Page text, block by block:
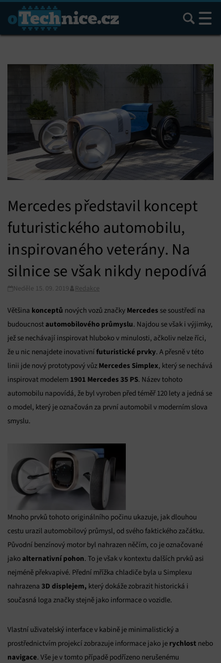
Hledat
Mercedes představil koncept
futuristického automobilu,
inspirovaného veterány. Na
silnice se však nikdy nepodívá
Neděle 15. 09. 2019 Redakce
Většina konceptů nových vozů značky Mercedes se soustředí na
budoucnost automobilového průmyslu. Najdou se však i výjimky,
jež se nechávají inspirovat hluboko v minulosti, ačkoliv nelze říci,
že u nic nenajdete inovativnífuturistické prvky. A přesně v této
linii jde nový prototypový vůz Mercedes Simplex, který se nechává
inspirovat modelem 1901 Mercedes 35 PS. Název tohoto
automobilu napovídá, že byl vyroben před téměř 120 lety a jedná se
o model, který je označován za první automobil v moderním slova
smyslu.
Mnoho prvků tohoto originálního počinu ukazuje, jak dlouhou
cestu urazil automobilový průmysl, od svého faktického začátku.
Původní benzínový motor byl nahrazen něčím, co je označované
jako alternativní pohon. To je však v kontextu dalších prvků asi
nejméně překvapivé. Přední mřížka chladiče byla u Simplexu
nahrazena 3D displejem, který dokáže zobrazit historická i
současná loga značky stejně jako informace o vozidle.
Vlastní uživatelský interface v kabině je minimalistický a
prostřednictvím projekcí zobrazuje informace jako je rychlost nebo
navigace. Vše je v tomto případě podřízeno nerušenému